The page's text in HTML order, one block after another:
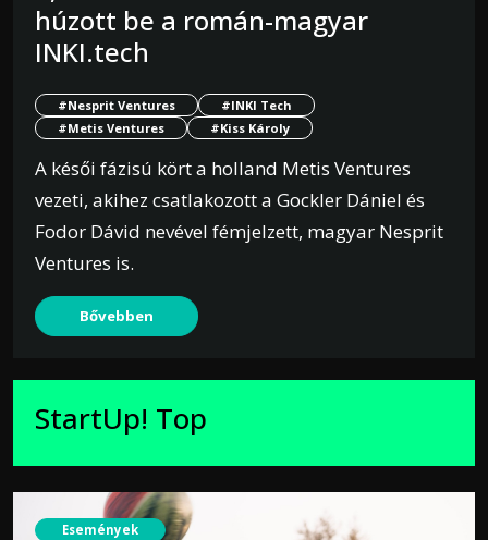
húzott be a román-magyar
INKI.tech
#Nesprit Ventures
#INKI Tech
#Metis Ventures
#Kiss Károly
A késői fázisú kört a holland Metis Ventures
vezeti, akihez csatlakozott a Gockler Dániel és
Fodor Dávid nevével fémjelzett, magyar Nesprit
Ventures is.
Bővebben
StartUp! Top
Események